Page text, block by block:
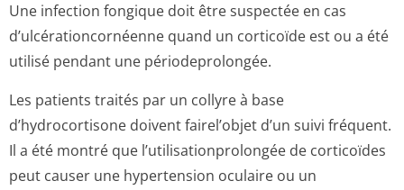
Une infection fongique doit être suspectée en cas
d’ulcérationcor­néenne quand un corticoïde est ou a été
utilisé pendant une périodeprolongée.
Les patients traités par un collyre à base
d’hydrocortisone doivent fairel’objet d’un suivi fréquent.
Il a été montré que l’utilisation­prolongée de corticoïdes
peut causer une hypertension oculaire ou un